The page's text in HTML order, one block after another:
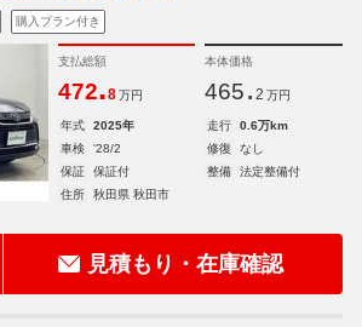
購入プラン付き
支払総額
472.8 万円
本体価格
465. 2 万円
年式 2025年 走行
0.6万km
車検
'28/2 修復
なし
保証
保証付 整備
法定整備付
住所
秋田県 秋田市
見積もり・在庫確認